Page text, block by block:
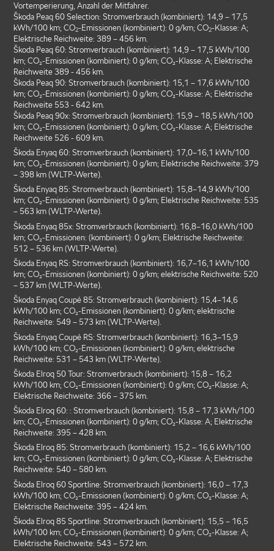
Vortemperierung, Anzahl der Mitfahrer.
Škoda Peaq 60 Selection: Stromverbrauch (kombiniert): 14,9 – 17,5
kWh/100 km; CO2-Emissionen (kombiniert): 0 g/km; CO2-Klasse: A;
Elektrische Reichweite: 389 – 456 km.
Škoda Peaq 60: Stromverbrauch (kombiniert): 14,9 – 17,5 kWh/100
km; CO₂-Emissionen (kombiniert): 0 g/km; CO₂-Klasse: A; Elektrische
Reichweite 389 - 456 km.
Škoda Peaq 90: Stromverbrauch (kombiniert): 15,1 – 17,6 kWh/100
km; CO₂-Emissionen (kombiniert): 0 g/km; CO₂-Klasse: A; Elektrische
Reichweite 553 - 642 km.
Škoda Peaq 90x: Stromverbrauch (kombiniert): 15,9 – 18,5 kWh/100
km; CO₂-Emissionen (kombiniert): 0 g/km; CO₂-Klasse: A; Elektrische
Reichweite 526 - 609 km.
Škoda Enyaq 60: Stromverbrauch (kombiniert): 17,0–16,1 kWh/100
km; CO₂-Emissionen (kombiniert): 0 g/km; Elektrische Reichweite: 379
– 398 km (WLTP-Werte).
Škoda Enyaq 85: Stromverbrauch (kombiniert): 15,8–14,9 kWh/100
km; CO₂-Emissionen (kombiniert): 0 g/km; Elektrische Reichweite: 535
– 563 km (WLTP-Werte).
Škoda Enyaq 85x: Stromverbrauch (kombiniert): 16,8–16,0 kWh/100
km; CO₂-Emissionen: (kombiniert): 0 g/km; Elektrische Reichweite:
512 – 536 km (WLTP-Werte).
Škoda Enyaq RS: Stromverbrauch (kombiniert): 16,7–16,1 kWh/100
km; CO₂-Emissionen (kombiniert): 0 g/km; elektrische Reichweite: 520
– 537 km (WLTP-Werte).
Škoda Enyaq Coupé 85: Stromverbrauch (kombiniert): 15,4–14,6
kWh/100 km; CO₂-Emissionen (kombiniert): 0 g/km; elektrische
Reichweite: 549 – 573 km (WLTP-Werte).
Škoda Enyaq Coupé RS: Stromverbrauch (kombiniert): 16,3–15,9
kWh/100 km; CO₂-Emissionen (kombiniert): 0 g/km; elektrische
Reichweite: 531 – 543 km (WLTP-Werte).
Škoda Elroq 50 Tour: Stromverbrauch (kombiniert): 15,8 – 16,2
kWh/100 km; CO₂-Emissionen (kombiniert): 0 g/km; CO₂-Klasse: A;
Elektrische Reichweite: 366 – 375 km.
Škoda Elroq 60: : Stromverbrauch (kombiniert): 15,8 – 17,3 kWh/100
km; CO₂-Emissionen (kombiniert): 0 g/km; CO₂-Klasse: A; Elektrische
Reichweite: 395 – 428 km.
Škoda Elroq 85: Stromverbrauch (kombiniert): 15,2 – 16,6 kWh/100
km; CO₂-Emissionen (kombiniert): 0 g/km; CO₂-Klasse: A; Elektrische
Reichweite: 540 – 580 km.
Škoda Elroq 60 Sportline: Stromverbrauch (kombiniert): 16,0 – 17,3
kWh/100 km; CO₂-Emissionen (kombiniert): 0 g/km; CO₂-Klasse: A;
Elektrische Reichweite: 395 – 424 km.
Škoda Elroq 85 Sportline: Stromverbrauch (kombiniert): 15,5 – 16,5
kWh/100 km; CO₂-Emissionen (kombiniert): 0 g/km; CO₂-Klasse: A;
Elektrische Reichweite: 543 – 572 km.